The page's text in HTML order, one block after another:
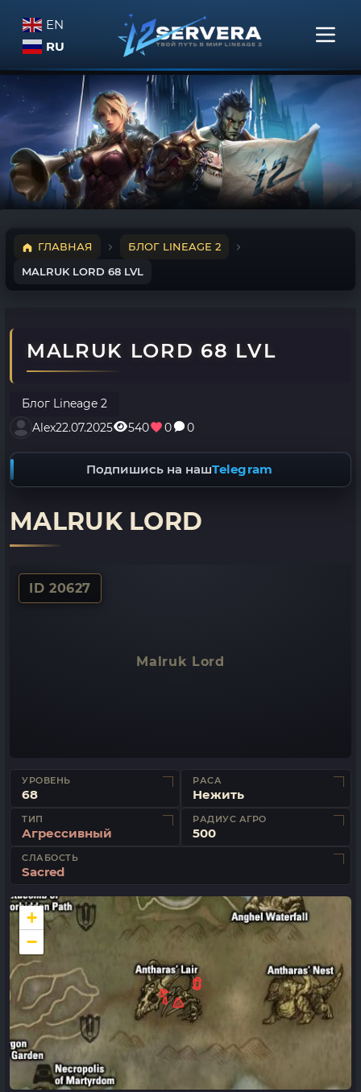
EN
RU
ГЛАВНАЯ
БЛОГ LINEAGE 2
MALRUK LORD 68 LVL
MALRUK LORD 68 LVL
Блог Lineage 2
Alex22.07.2025 540 0 0
Подпишись на нашTelegram
MALRUK LORD
ID 20627
Malruk Lord
УРОВЕНЬ
68
РАСА
Нежить
ТИП
Агрессивный
РАДИУС АГРО
500
СЛАБОСТЬ
Sacred
+
−